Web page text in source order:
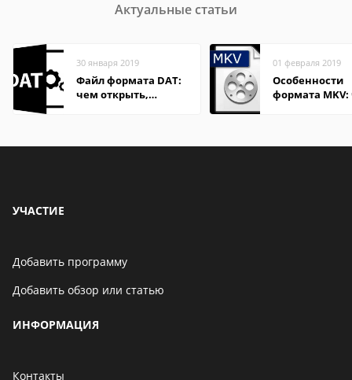
Актуальные статьи
30 января 2019
Файл формата DAT:
чем открыть,
01 февраля 2019
Особенности
формата
УЧАСТИЕ
Добавить программу
Добавить обзор или статью
ИНФОРМАЦИЯ
Контакты